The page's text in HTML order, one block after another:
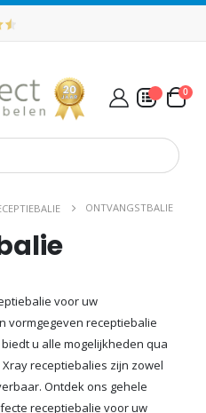
Cart
0
ONTVANGSTBALIE
voor uw
vormgegeven receptiebalie
u alle mogelijkheden qua
receptiebalies zijn zowel
Ontdek ons gehele
receptiebalie voor uw